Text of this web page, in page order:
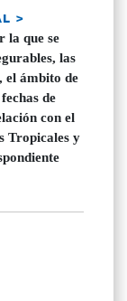
>
la que se
las
el ámbito de
de
con el
Tropicales y